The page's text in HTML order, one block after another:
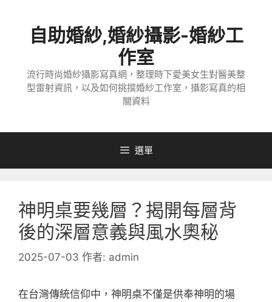
自助婚紗,婚紗攝影-婚紗工
作室
流行時尚婚紗攝影寫真網，整理時下愛美女生對醫美整
型雷射資訊，以及如何挑撰婚紗工作室，攝影寫真的相
關資料
選單
神明桌要幾層？揭開每層背
後的深層意義與風水奧秘
2025-07-03 作者: admin
在台灣傳統信仰中，神明桌不僅是供奉神明的場